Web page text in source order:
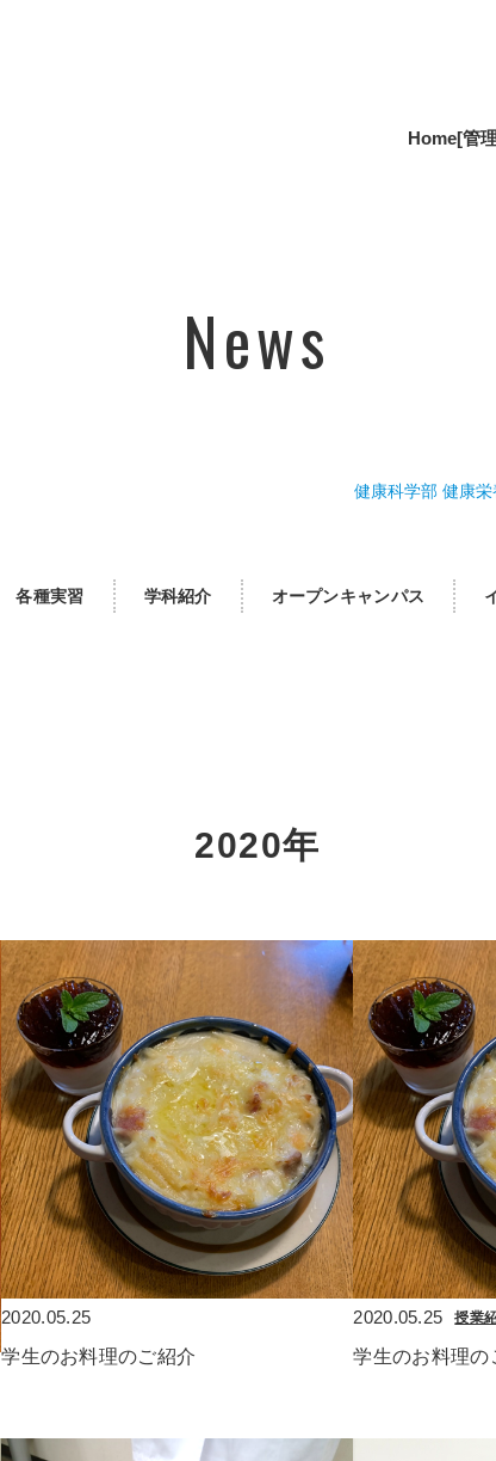
Home[管
News
健康科学部 健康
各種実習 学科紹介 オープンキャンパス
2020年
2020.05.25
学生のお料理のご紹介
2020.05.25 授業
学生のお料理の